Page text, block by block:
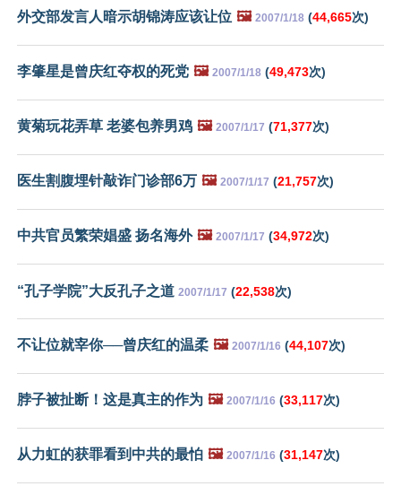
外交部发言人暗示胡锦涛应该让位 🖼️ 2007/1/18 (44,665次)
李肇星是曾庆红夺权的死党 🖼️ 2007/1/18 (49,473次)
黄菊玩花弄草 老婆包养男鸡 🖼️ 2007/1/17 (71,377次)
医生割腹埋针敲诈门诊部6万 🖼️ 2007/1/17 (21,757次)
中共官员繁荣娼盛 扬名海外 🖼️ 2007/1/17 (34,972次)
“孔子学院”大反孔子之道 2007/1/17 (22,538次)
不让位就宰你──曾庆红的温柔 🖼️ 2007/1/16 (44,107次)
脖子被扯断！这是真主的作为 🖼️ 2007/1/16 (33,117次)
从力虹的获罪看到中共的最怕 🖼️ 2007/1/16 (31,147次)